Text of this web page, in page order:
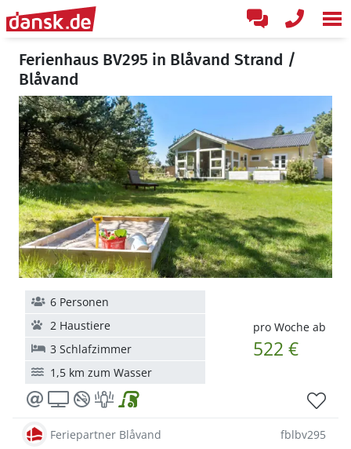
Ferienhaus BV295 in Blåvand Strand /
Blåvand
pro Woche ab
522 €
6 Personen
2 Haustiere
3 Schlafzimmer
1,5 km zum Wasser
Feriepartner Blåvand fblbv295